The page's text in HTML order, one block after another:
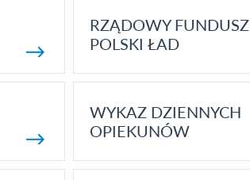
RZĄDOWY FUNDUSZ
POLSKI ŁAD
WYKAZ DZIENNYCH
OPIEKUNÓW